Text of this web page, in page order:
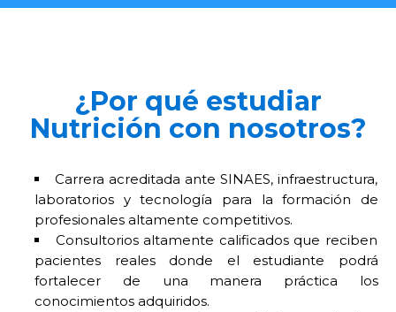
¿Por qué estudiar
Nutrición con nosotros?
Carrera acreditada ante SINAES, infraestructura,
laboratorios y tecnología para la formación de
profesionales altamente competitivos.
Consultorios altamente calificados que reciben
pacientes reales donde el estudiante podrá
fortalecer de una manera práctica los
conocimientos adquiridos.